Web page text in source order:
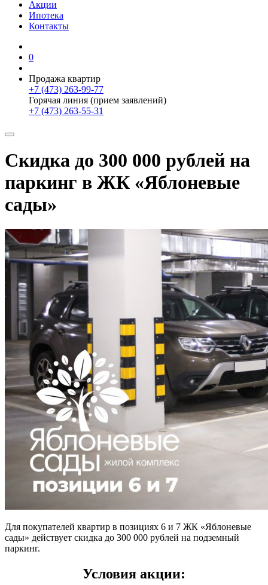
Акции
Ипотека
Контакты
0
Продажа квартир
+7 (473) 263-99-77
Горячая линия (прием заявлений)
+7 (473) 263-55-31
Скидка до 300 000 рублей на
паркинг в ЖК «Яблоневые
сады»
Для покупателей квартир в позициях 6 и 7 ЖК «Яблоневые
сады» действует скидка до 300 000 рублей на подземный
паркинг.
Условия акции: